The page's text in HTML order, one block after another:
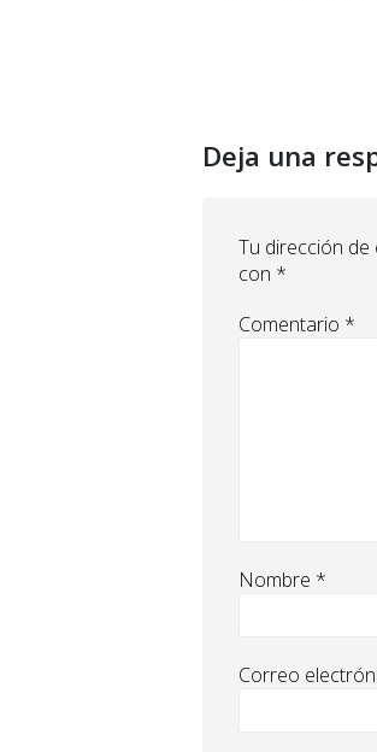
Deja una
Tu dirección
con *
Comentario *
Nombre *
Correo